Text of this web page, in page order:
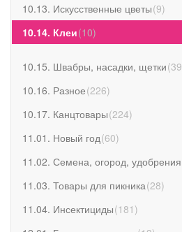
10.13. Искусственные цветы(9)
10.14. Клеи(10)
10.15. Швабры, насадки, щетки(39
10.16. Разное(226)
10.17. Канцтовары(224)
11.01. Новый год(60)
11.02. Семена, огород, удобрения
11.03. Товары для пикника(28)
11.04. Инсектициды(181 )